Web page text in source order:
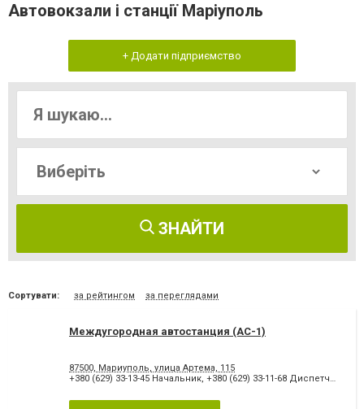
Автовокзали і станції Маріуполь
+ Додати підприємство
ЗНАЙТИ
Сортувати: за рейтингом за переглядами
Междугородная автостанция (АС-1)
87500, Мариуполь, улица Артема, 115
+380 (629) 33-13-45 Начальник, +380 (629) 33-11-68 Диспетчер